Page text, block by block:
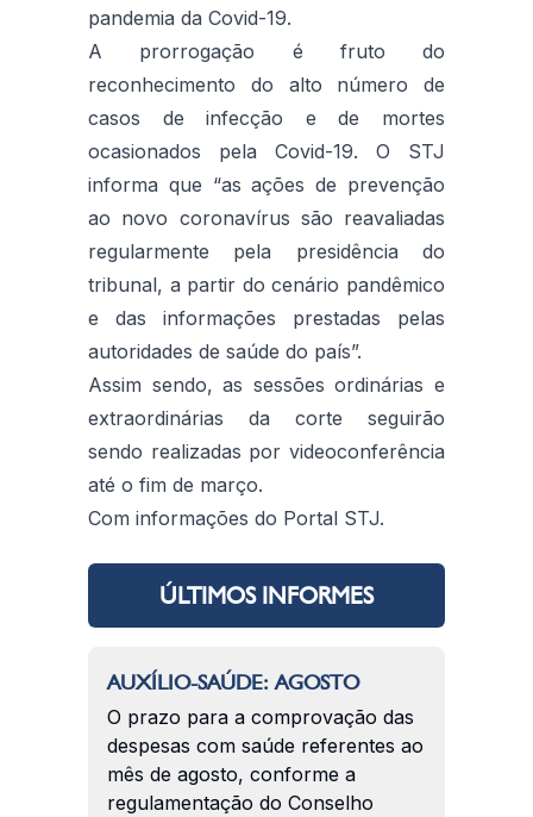
pandemia da Covid-19.
A prorrogação é fruto do
reconhecimento do alto número de
casos de infecção e de mortes
ocasionados pela Covid-19. O STJ
informa que “as ações de prevenção
ao novo coronavírus são reavaliadas
regularmente pela presidência do
tribunal, a partir do cenário pandêmico
e das informações prestadas pelas
autoridades de saúde do país”.
Assim sendo, as sessões ordinárias e
extraordinárias da corte seguirão
sendo realizadas por videoconferência
até o fim de março.
Com informações do Portal STJ.
ÚLTIMOS INFORMES
AUXÍLIO-SAÚDE: AGOSTO
O prazo para a comprovação das
despesas com saúde referentes ao
mês de agosto, conforme a
regulamentação do Conselho